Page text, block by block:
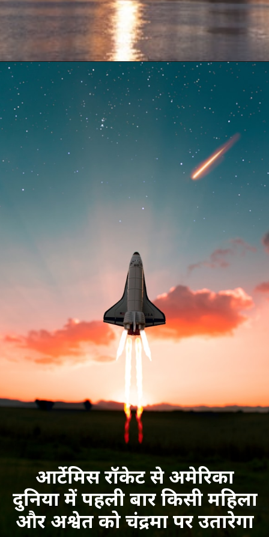
आर्टेमिस रॉकेट से अमेरिका
दुनिया में पहली बार किसी महिला
और अश्वेत को चंद्रमा पर उतारेगा